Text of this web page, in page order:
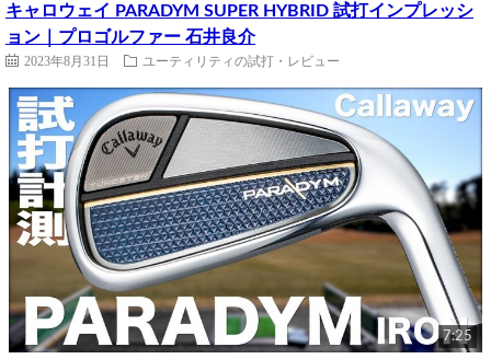
キャロウェイ PARADYM SUPER HYBRID 試打インプレッシ
ョン｜プロゴルファー 石井良介
2023年8月31日 ユーティリティの試打・レビュー
7:25